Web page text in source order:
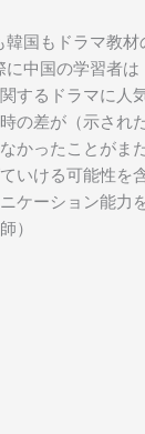
国もドラマ教
中国の学習者
するドラマに
の差が（示さ
かったことが
いける可能性
ケーション能力
）